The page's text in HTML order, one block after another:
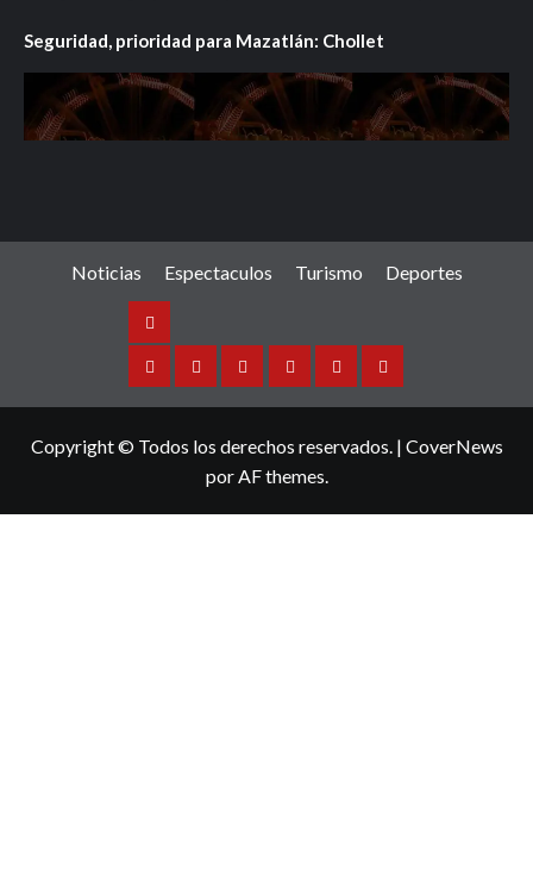
Seguridad, prioridad para Mazatlán: Chollet
Noticias Espectaculos Turismo Deportes
Noticias
SinaloaNacionalInternacionalEspectaculos
TurismoDeportes
Copyright © Todos los derechos reservados. | CoverNews
por AF themes.